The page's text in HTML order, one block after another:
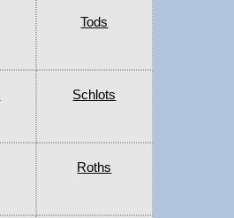
Tods
Schlots
Roths